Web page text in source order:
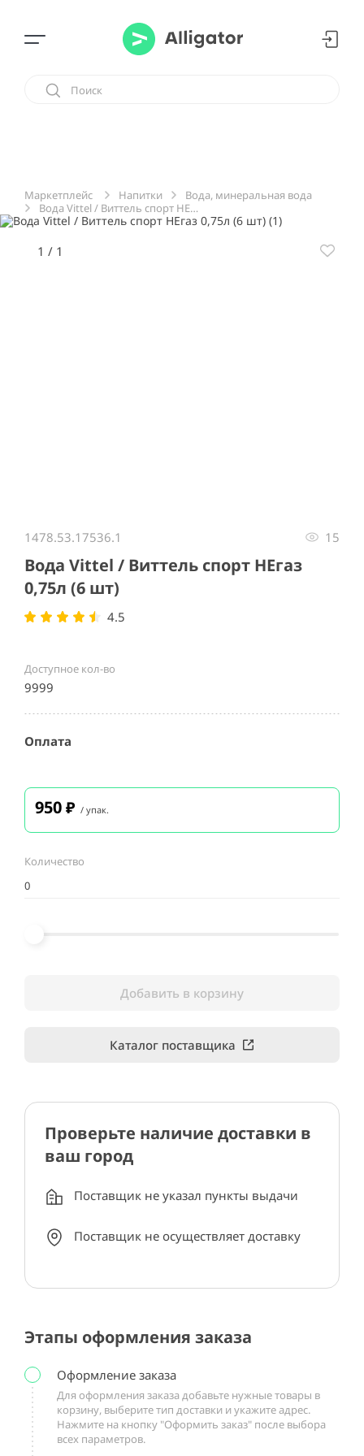
Маркетплейс Напитки
Вода, минеральная вода
Вода Vittel / Виттель спорт НЕгаз 0,75л (6 шт)
1 / 1
1478.53.17536.1 15
Вода Vittel / Виттель спорт НЕгаз
0,75л (6 шт)
4.5
Доступное кол-во
9999
Оплата
950₽ / упак.
Количество
Добавить в корзину
Каталог поставщика
Проверьте наличие доставки в
ваш город
Поставщик не указал пункты выдачи
Поставщик не осуществляет доставку
Этапы оформления заказа
Оформление заказа
Для оформления заказа добавьте нужные товары в
корзину, выберите тип доставки и укажите адрес.
Нажмите на кнопку "Оформить заказ" после выбора
всех параметров.